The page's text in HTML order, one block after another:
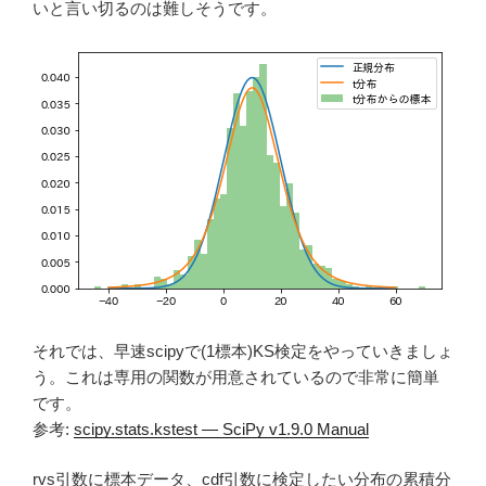
いと言い切るのは難しそうです。
それでは、早速scipyで(1標本)KS検定をやっていきましょ
う。これは専用の関数が用意されているので非常に簡単
です。
参考: scipy.stats.kstest — SciPy v1.9.0 Manual
rvs引数に標本データ、cdf引数に検定したい分布の累積分